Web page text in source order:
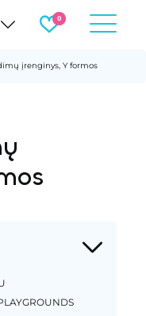
įrenginys, Y formos